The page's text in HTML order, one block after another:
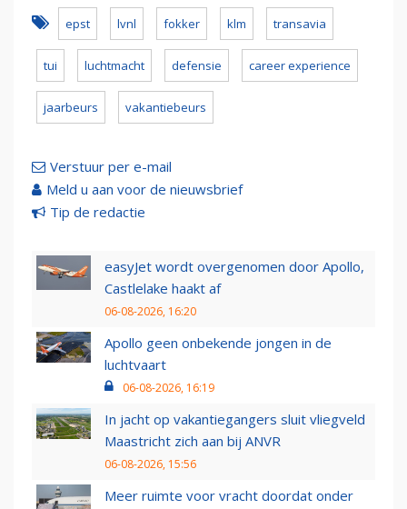
epst lvnl fokker klm transavia
tui luchtmacht defensie career experience
jaarbeurs vakantiebeurs
Verstuur per e-mail
Meld u aan voor de nieuwsbrief
Tip de redactie
easyJet wordt overgenomen door Apollo,
Castlelake haakt af
06-08-2026, 16:20
Apollo geen onbekende jongen in de
luchtvaart
06-08-2026, 16:19
In jacht op vakantiegangers sluit vliegveld
Maastricht zich aan bij ANVR
06-08-2026, 15:56
Meer ruimte voor vracht doordat onder